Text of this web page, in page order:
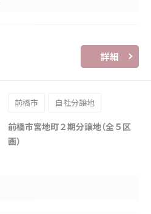
詳細
前橋市 自社分譲地
前橋市宮地町２期分譲地（全５区
画）